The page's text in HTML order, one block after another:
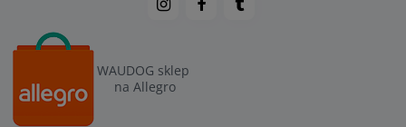
WAUDOG sklep
na Allegro